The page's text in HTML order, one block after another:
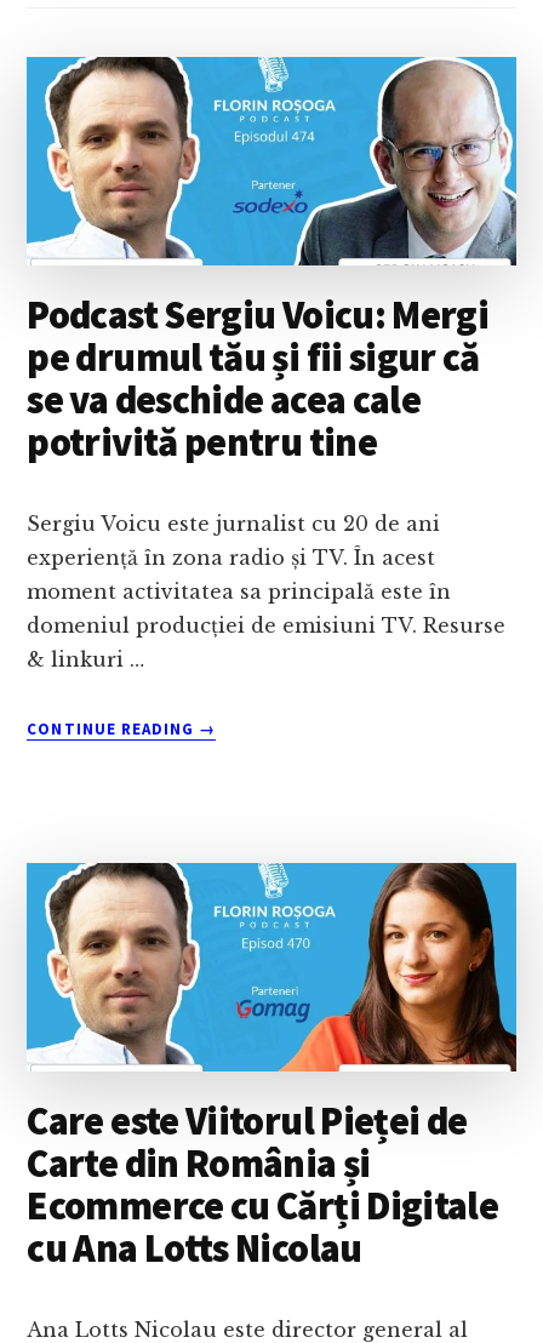
Podcast Sergiu Voicu: Mergi
pe drumul tău și fii sigur că
se va deschide acea cale
potrivită pentru tine
Sergiu Voicu este jurnalist cu 20 de ani
experiență în zona radio și TV. În acest
moment activitatea sa principală este în
domeniul producției de emisiuni TV. Resurse
& linkuri …
CONTINUE READING
ABOUT
DRUMUL
TĂU
FII
VA
ACEA
CALE
POTRIVITĂ
PENTRU
→
Care este Viitorul Pieței de
Carte din România și
Ecommerce cu Cărți Digitale
cu Ana Lotts Nicolau
Ana Lotts Nicolau este director general al